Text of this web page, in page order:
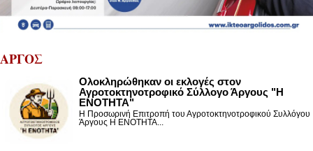
ΑΡΓΟΣ
Ολοκληρώθηκαν οι εκλογές στον
Αγροτοκτηνοτροφικό Σύλλογο Άργους "Η
ΕΝΟΤΗΤΑ"
Η Προσωρινή Επιτροπή του Αγροτοκτηνοτροφικού Συλλόγου
Άργους Η ΕΝΟΤΗΤΑ...